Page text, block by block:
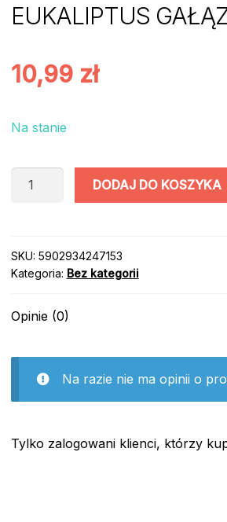
EUKALIPTUS
10,99 zł
Na stanie
ilość
1szt
DODAJ DO KOSZYKA
SKU: 5902934247153
Kategoria: Bez kategorii
Opinie (0)
Na razie nie ma opinii o
Tylko zalogowani klienci, którzy